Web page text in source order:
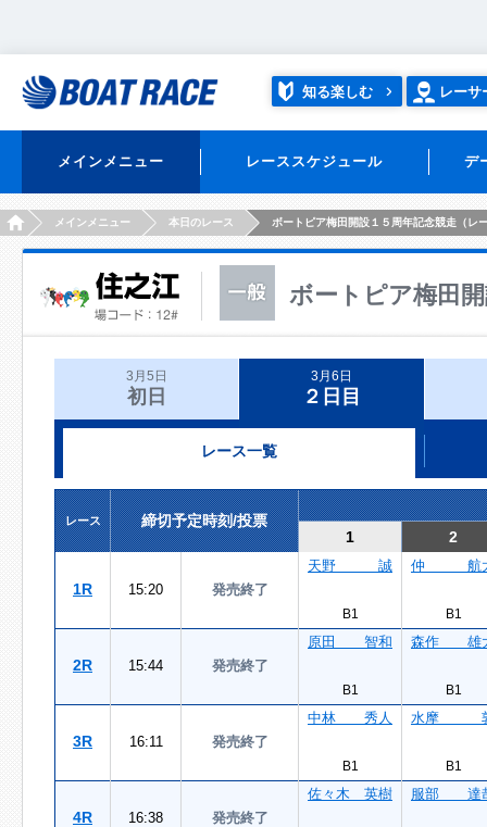
知る楽しむ レーサ
メインメニュー レーススケジュール デ
HOMEメインメニュー 本日のレース ボートピア梅田開設１５周年記念競走（レ
ボートピア梅田
3月5日
初日
3月6日
２日目
レース一覧
レース
締切予定時刻/投票
1
2
1R 15:20 発売終了
天野 誠
B1
仲 航
B1
2R 15:44 発売終了
原田 智和
B1
森作 雄
B1
3R 16:11 発売終了
中林 秀人
B1
水摩
B1
4R 16:38 発売終了
佐々木 英樹 服部 達